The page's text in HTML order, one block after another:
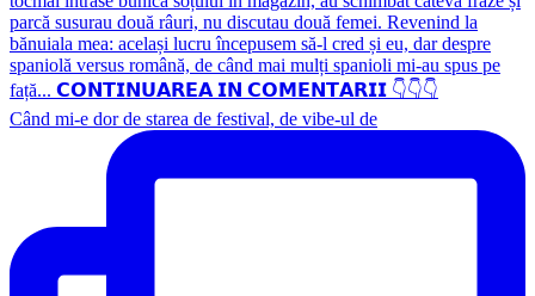
Când mi-e dor de starea de festival, de vibe-ul de